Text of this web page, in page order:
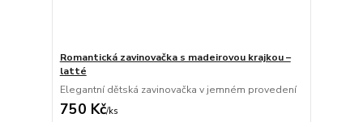
Romantická zavinovačka s madeirovou krajkou –
latté
Elegantní dětská zavinovačka v jemném provedení
750 Kč/ks